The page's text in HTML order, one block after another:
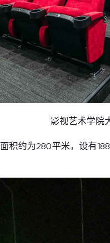
影视艺术学院
约为280平米，设有